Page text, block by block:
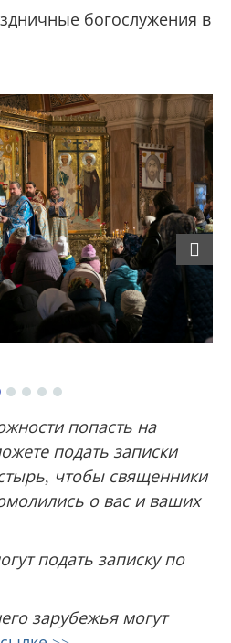
богослужения в
Next
попасть на
подать записки
чтобы священники
о вас и ваших
подать записку по
зарубежья могут